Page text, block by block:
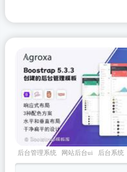
后台管理系统 网站后台ui
后台系统